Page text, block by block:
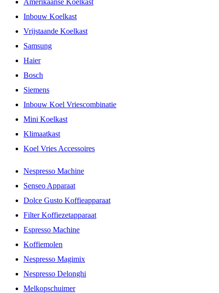
Amerikaanse Koelkast
Inbouw Koelkast
Vrijstaande Koelkast
Samsung
Haier
Bosch
Siemens
Inbouw Koel Vriescombinatie
Mini Koelkast
Klimaatkast
Koel Vries Accessoires
Nespresso Machine
Senseo Apparaat
Dolce Gusto Koffieapparaat
Filter Koffiezetapparaat
Espresso Machine
Koffiemolen
Nespresso Magimix
Nespresso Delonghi
Melkopschuimer